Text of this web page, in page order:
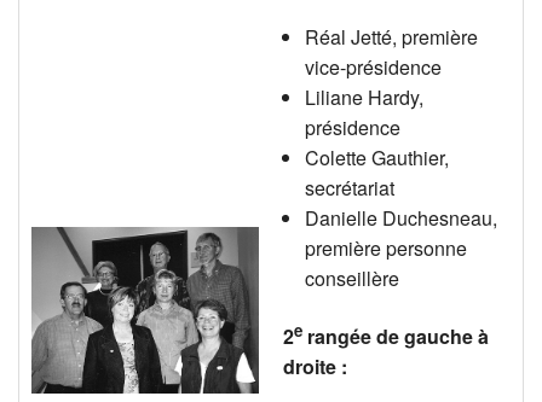
Réal Jetté, première
vice-présidence
Liliane Hardy,
présidence
Colette Gauthier,
secrétariat
Danielle Duchesneau,
première personne
conseillère
2e rangée de gauche à
droite :